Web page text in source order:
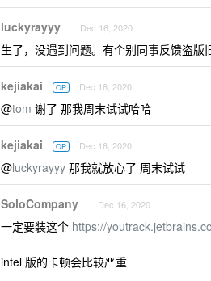
luckyrayyy Dec 16, 2020
生了，没遇到问题。有个别同事反馈盗版
kejiakai OP Dec 16, 2020
@tom 谢了 那我周末试试哈哈
kejiakai OP Dec 16, 2020
@luckyrayyy 那我就放心了 周末试试
SoloCompany Dec 16, 2020
一定要装这个 https://
intel 版的卡顿会比较严重